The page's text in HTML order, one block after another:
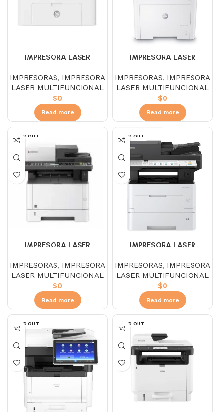
IMPRESORA LASER
137FNW
IMPRESORAS, IMPRESORA
LASER MULTIFUNCIONAL
$0
Read more
IMPRESORA LASER
M432FDN
IMPRESORAS, IMPRESORA
LASER MULTIFUNCIONAL
$0
Read more
SOLD OUT
IMPRESORA LASER
M2640IDW
IMPRESORAS, IMPRESORA
LASER MULTIFUNCIONAL
$0
Read more
SOLD OUT
IMPRESORA LASER
MA5500IFX
IMPRESORAS, IMPRESORA
LASER MULTIFUNCIONAL
$0
Read more
SOLD OUT SOLD OUT